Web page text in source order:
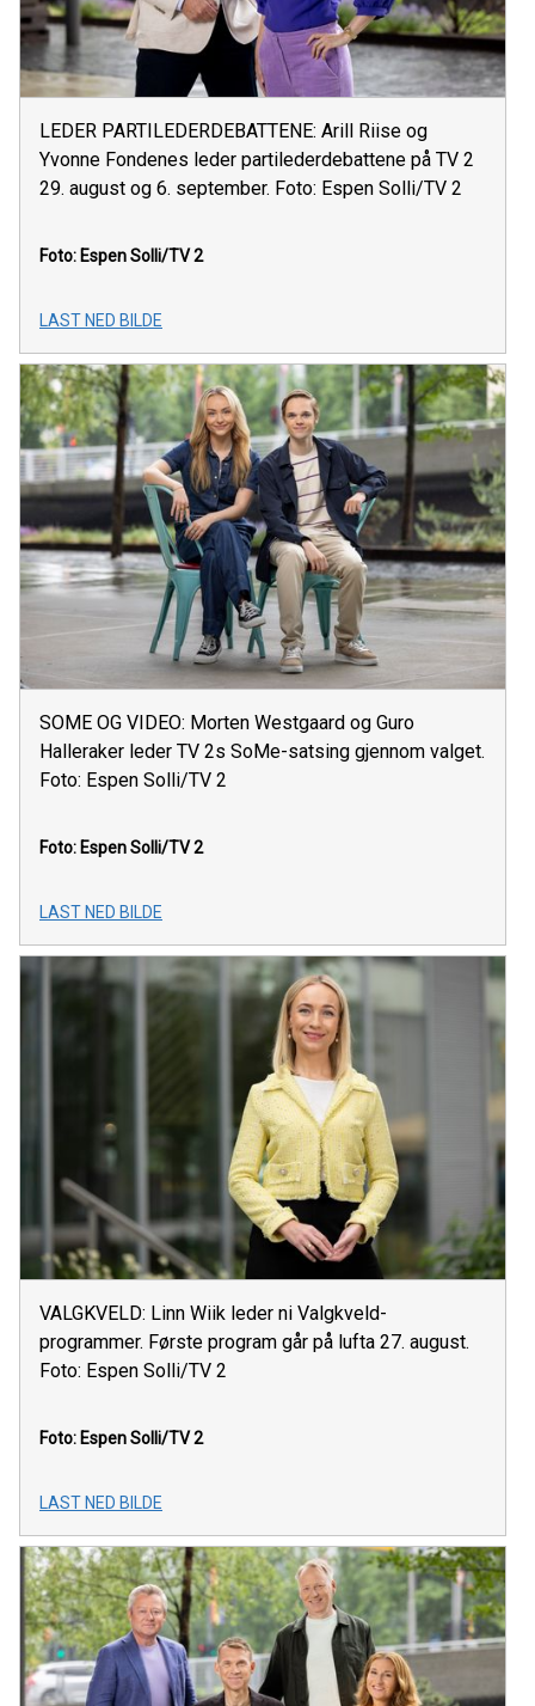
LEDER PARTILEDERDEBATTENE: Arill Riise og
Yvonne Fondenes leder partilederdebattene på TV 2
29. august og 6. september. Foto: Espen Solli/TV 2
Foto: Espen Solli/TV 2
LAST NED BILDE
SOME OG VIDEO: Morten Westgaard og Guro
Halleraker leder TV 2s SoMe-satsing gjennom valget.
Foto: Espen Solli/TV 2
Foto: Espen Solli/TV 2
LAST NED BILDE
VALGKVELD: Linn Wiik leder ni Valgkveld-
programmer. Første program går på lufta 27. august.
Foto: Espen Solli/TV 2
Foto: Espen Solli/TV 2
LAST NED BILDE